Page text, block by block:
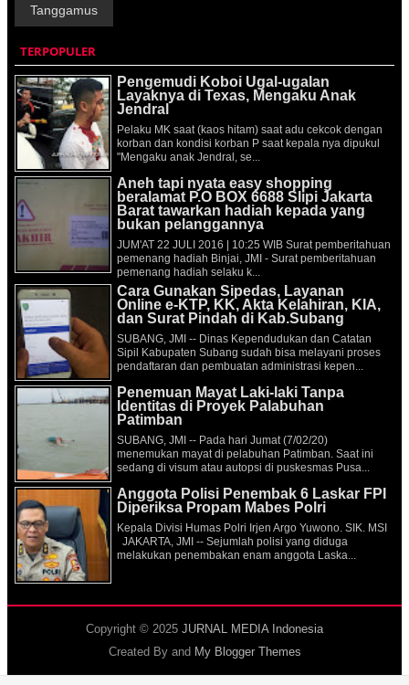
Tanggamus
TERPOPULER
Pengemudi Koboi Ugal-ugalan
Layaknya di Texas, Mengaku Anak
Jendral
Pelaku MK saat (kaos hitam) saat adu cekcok dengan
korban dan kondisi korban P saat kepala nya dipukul
"Mengaku anak Jendral, se...
Aneh tapi nyata easy shopping
beralamat P.O BOX 6688 Slipi Jakarta
Barat tawarkan hadiah kepada yang
bukan pelanggannya
JUM'AT 22 JULI 2016 | 10:25 WIB Surat pemberitahuan
pemenang hadiah Binjai, JMI - Surat pemberitahuan
pemenang hadiah selaku k...
Cara Gunakan Sipedas, Layanan
Online e-KTP, KK, Akta Kelahiran, KIA,
dan Surat Pindah di Kab.Subang
SUBANG, JMI -- Dinas Kependudukan dan Catatan
Sipil Kabupaten Subang sudah bisa melayani proses
pendaftaran dan pembuatan administrasi kepen...
Penemuan Mayat Laki-laki Tanpa
Identitas di Proyek Palabuhan
Patimban
SUBANG, JMI -- Pada hari Jumat (7/02/20)
menemukan mayat di pelabuhan Patimban. Saat ini
sedang di visum atau autopsi di puskesmas Pusa...
Anggota Polisi Penembak 6 Laskar FPI
Diperiksa Propam Mabes Polri
Kepala Divisi Humas Polri Irjen Argo Yuwono. SIK. MSI
JAKARTA, JMI -- Sejumlah polisi yang diduga
melakukan penembakan enam anggota Laska...
Copyright © 2025 JURNAL MEDIA Indonesia
Created By and My Blogger Themes